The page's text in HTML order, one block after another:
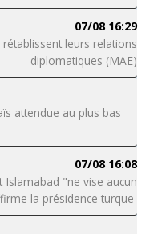
07/08 16:29
leurs relations
diplomatiques (MAE)
attendue au plus bas
07/08 16:08
Islamabad "ne vise aucun
la présidence turque